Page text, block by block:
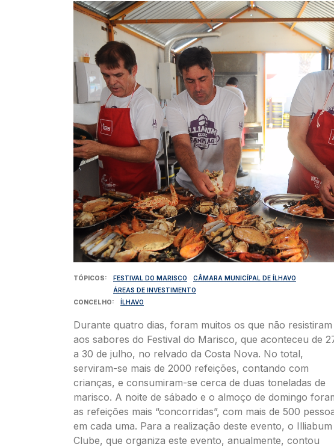
Imagem
TÓPICOS FESTIVAL DO MARISCO
CÂMARA MUNICÍPAL DE ÍLHAVO
ÁREAS DE INVESTIMENTO
CONCELHO
ÍLHAVO
Durante quatro dias, foram muitos os que não resistiram
aos sabores do Festival do Marisco, que aconteceu de
a 30 de julho, no relvado da Costa Nova. No total,
serviram-se mais de 2000 refeições, contando com
crianças, e consumiram-se cerca de duas toneladas de
marisco. A noite de sábado e o almoço de domingo
as refeições mais “concorridas”, com mais de 500
em cada uma. Para a realização deste evento, o Illiabum
Clube, que organiza este evento, anualmente, contou